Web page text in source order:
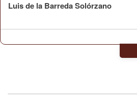
Luis de la Barreda Solórzano